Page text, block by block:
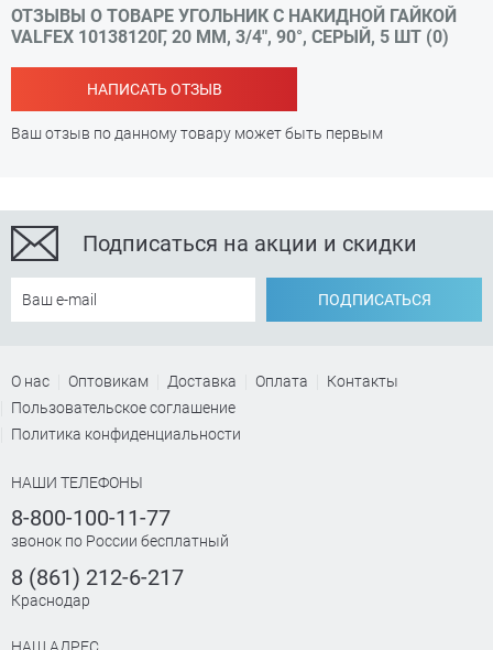
ОТЗЫВЫ О ТОВАРЕ УГОЛЬНИК С НАКИДНОЙ ГАЙКОЙ
VALFEX 10138120Г, 20 ММ, 3/4", 90°, СЕРЫЙ, 5 ШТ (0)
НАПИСАТЬ ОТЗЫВ
Ваш отзыв по данному товару может быть первым
Подписаться на акции и скидки
ПОДПИСАТЬСЯ
О нас Оптовикам Доставка Оплата
Контакты
Пользовательское соглашение
Политика конфиденциальности
НАШИ ТЕЛЕФОНЫ
8-800-100-11-77
звонок по России бесплатный
8 (861) 212-6-217
Краснодар